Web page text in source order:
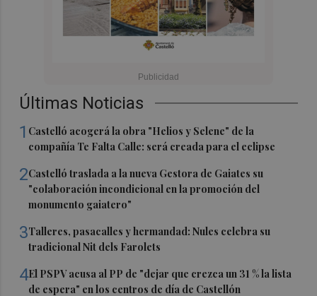
Últimas Noticias
1 Castelló acogerá la obra "Helios y Selene" de la
compañía Te Falta Calle: será creada para el eclipse
2Castelló traslada a la nueva Gestora de Gaiates su
"colaboración incondicional en la promoción del
monumento gaiatero"
3Talleres, pasacalles y hermandad: Nules celebra su
tradicional Nit dels Farolets
4El PSPV acusa al PP de "dejar que crezca un 31 % la lista
de espera" en los centros de día de Castellón